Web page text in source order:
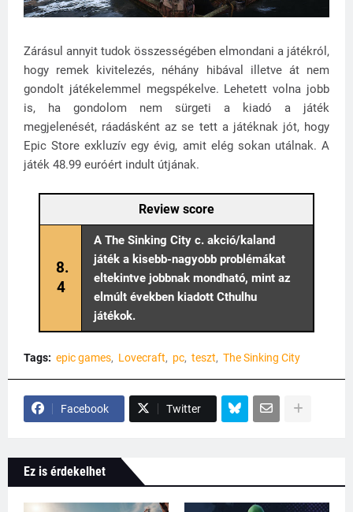
Zárásul annyit tudok összességében elmondani a játékról,
hogy remek kivitelezés, néhány hibával illetve át nem
gondolt játékelemmel megspékelve. Lehetett volna jobb
is, ha gondolom nem sürgeti a kiadó a játék
megjelenését, ráadásként az se tett a játéknak jót, hogy
Epic Store exkluzív egy évig, amit elég sokan utálnak. A
játék 48.99 euróért indult útjának.
Review score
8.
4
A The Sinking City c. akció/kaland
játék a kisebb-nagyobb problémákat
eltekintve jobbnak mondható, mint az
elmúlt években kiadott Cthulhu
játékok.
Tags: epic games Lovecraft pc teszt The Sinking City
Facebook Twitter
Ez is érdekelhet